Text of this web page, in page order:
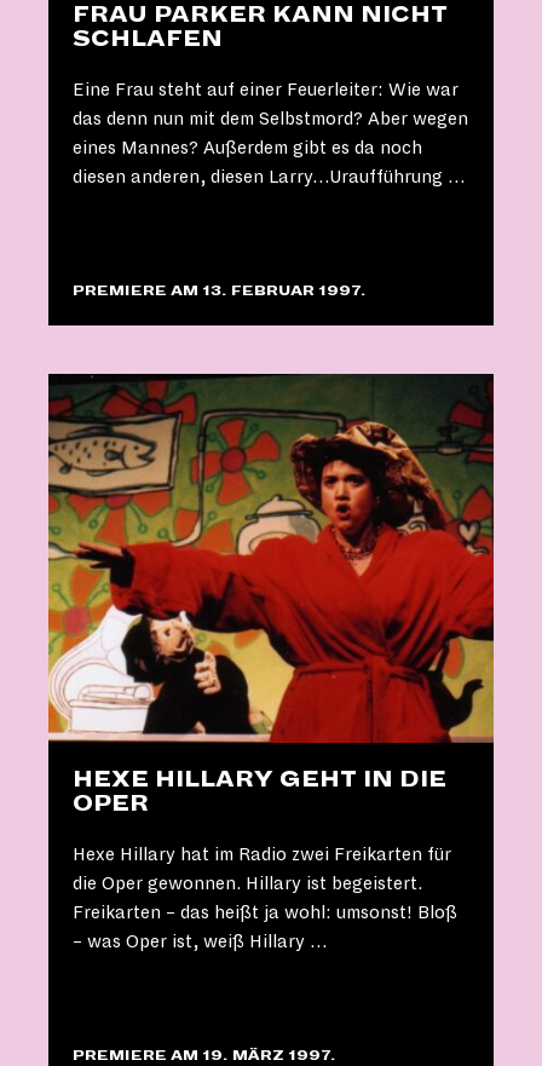
FRAU PARKER KANN NICHT
SCHLAFEN
Eine Frau steht auf einer Feuerleiter: Wie war
das denn nun mit dem Selbstmord? Aber wegen
eines Mannes? Außerdem gibt es da noch
diesen anderen, diesen Larry…Uraufführung …
PREMIERE AM 13. FEBRUAR 1997.
HEXE HILLARY GEHT IN DIE
OPER
Hexe Hillary hat im Radio zwei Freikarten für
die Oper gewonnen. Hillary ist begeistert.
Freikarten – das heißt ja wohl: umsonst! Bloß
– was Oper ist, weiß Hillary …
PREMIERE AM 19. MÄRZ 1997.